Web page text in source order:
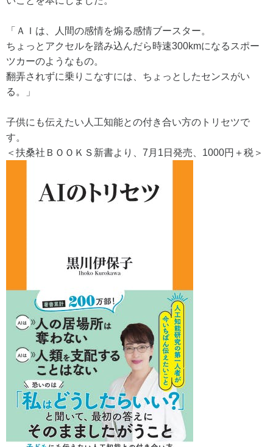
「ＡＩは、人間の感情を煽る感情ブースター。
ちょっとアクセルを踏み込んだら時速300kmになるスポー
ツカーのようなもの。
翻弄されずに乗りこなすには、ちょっとしたセンスがい
る。」
子供にも伝えたい人工知能との付き合い方のトリセツで
す。
＜扶桑社ＢＯＯＫＳ新書より、7月1日発売、1000円＋税＞